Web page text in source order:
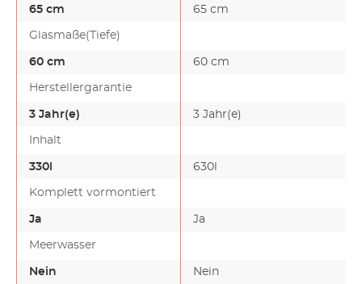
65 cm 65 cm
Glasmaße(Tiefe)
60 cm 60 cm
Herstellergarantie
3 Jahr(e) 3 Jahr(e)
Inhalt
330l 630l
Komplett vormontiert
Ja Ja
Meerwasser
Nein Nein